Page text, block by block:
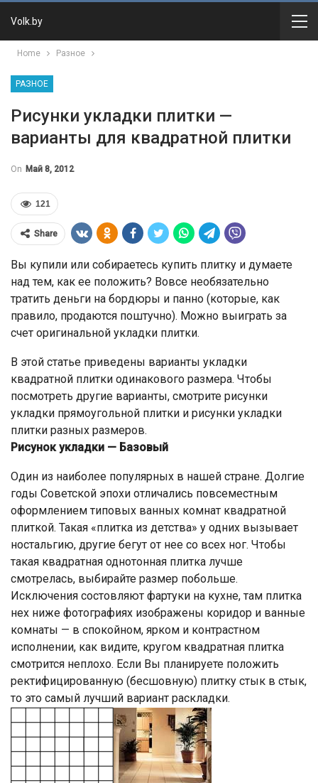
Volk.by
Home Разное
РАЗНОЕ
Рисунки укладки плитки —
варианты для квадратной плитки
On Май 8, 2012
121
Share
Вы купили или собираетесь купить плитку и думаете
над тем, как ее положить? Вовсе необязательно
тратить деньги на бордюры и панно (которые, как
правило, продаются поштучно). Можно выиграть за
счет оригинальной укладки плитки.
В этой статье приведены варианты укладки
квадратной плитки одинакового размера. Чтобы
посмотреть другие варианты, смотрите рисунки
укладки прямоугольной плитки и рисунки укладки
плитки разных размеров.
Рисунок укладки — Базовый
Один из наиболее популярных в нашей стране. Долгие
годы Советской эпохи отличались повсеместным
оформлением типовых ванных комнат квадратной
плиткой. Такая «плитка из детства» у одних вызывает
ностальгию, другие бегут от нее со всех ног. Чтобы
такая квадратная однотонная плитка лучше
смотрелась, выбирайте размер побольше.
Исключения состовляют фартуки на кухне, там плитка
нех ниже фотографиях изображены коридор и ванные
комнаты — в спокойном, ярком и контрастном
исполнении, как видите, кругом квадратная плитка
смотрится неплохо. Если Вы планируете положить
ректифицированную (бесшовную) плитку стык в стык,
то это самый лучший вариант раскладки.